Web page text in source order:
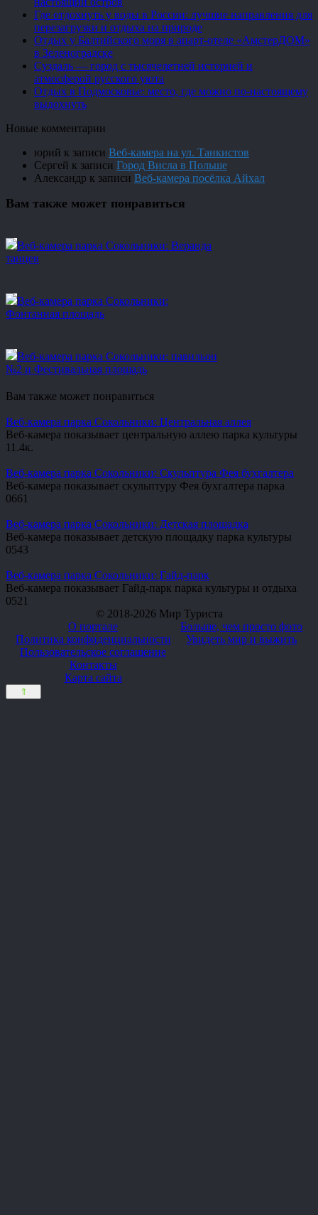
Где отдохнуть у воды в России: лучшие направления для
перезагрузки и отдыха на природе
Отдых у Балтийского моря в апарт-отеле «АмстерДОМ»
в Зеленоградске
Суздаль — город с тысячелетней историей и
атмосферой русского уюта
Отдых в Подмосковье: место, где можно по-настоящему
выдохнуть
Новые комментарии
юрий к записи Веб-камера на ул. Танкистов
Сергей к записи Город Висла в Польше
Александр к записи Веб-камера посёлка Айхал
Вам также может понравиться
Веб-камера парка Сокольники: Веранда
танцев
Веб-камера парка Сокольники:
Фонтанная площадь
Веб-камера парка Сокольники: павильон
№2 и Фестивальная площадь
Вам также может понравиться
Веб-камера парка Сокольники: Центральная аллея
Веб-камера показывает центральную аллею парка культуры
1 1.4к.
Веб-камера парка Сокольники: Скульптура Фея бухгалтера
Веб-камера показывает скульптуру Фея бухгалтера парка
0661
Веб-камера парка Сокольники: Детская площадка
Веб-камера показывает детскую площадку парка культуры
0543
Веб-камера парка Сокольники: Гайд-парк
Веб-камера показывает Гайд-парк парка культуры и отдыха
0521
© 2018-2026 Мир Туриста
О портале
Политика конфиденциальности
Пользовательское соглашение
Контакты
Карта сайта
Больше, чем просто фото
Увидеть мир и выжить